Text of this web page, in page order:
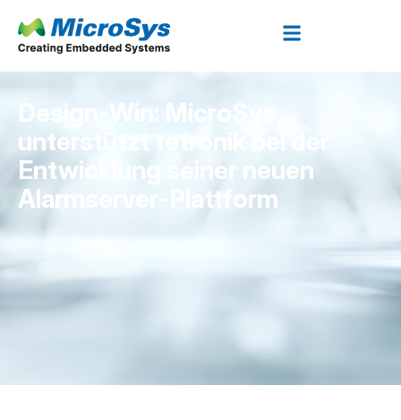
Design-Win: MicroSys
unterstützt tetronik bei der
Entwicklung seiner neuen
Alarmserver-Plattform